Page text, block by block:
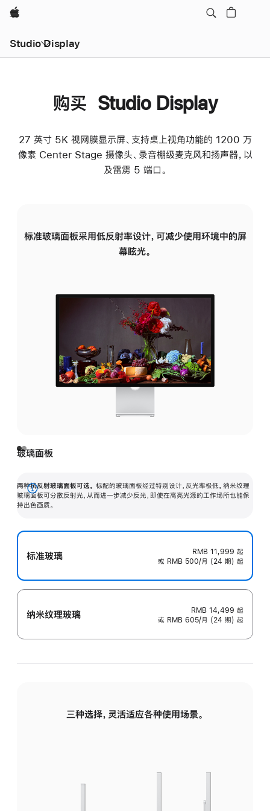
Apple
Studio Display
购买 Studio Display
27 英寸 5K 视网膜显示屏、支持桌上视角功能的 1200 万
像素 Center Stage 摄像头、录音棚级麦克风和扬声器，以
及雷雳 5 端口。
标准玻璃面板采用低反射率设计，可减少使用环境中的屏
幕眩光。
玻璃面板
两种抗反射玻璃面板可选。 标配的玻璃面板经过特别设计，反光率极低。纳米纹理
玻璃面板可分散反射光，从而进一步减少反光，即使在高亮光源的工作场所也能保
持出色画质。
展
开
标准玻璃 RMB 11,999 起
或 RMB 500/月 (24 期) 起
纳米纹理玻璃 RMB 14,499 起
或 RMB 605/月 (24 期) 起
三种选择，灵活适应各种使用场景。